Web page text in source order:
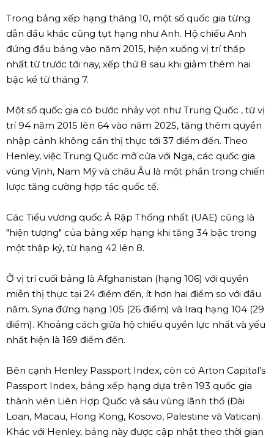
Trong bảng xếp hạng tháng 10, một số quốc gia từng
dẫn đầu khác cũng tụt hạng như Anh. Hộ chiếu Anh
đứng đầu bảng vào năm 2015, hiện xuống vị trí thấp
nhất từ trước tới nay, xếp thứ 8 sau khi giảm thêm hai
bậc kể từ tháng 7.
Một số quốc gia có bước nhảy vọt như Trung Quốc , từ vị
trí 94 năm 2015 lên 64 vào năm 2025, tăng thêm quyền
nhập cảnh không cần thị thực tới 37 điểm đến. Theo
Henley, việc Trung Quốc mở cửa với Nga, các quốc gia
vùng Vịnh, Nam Mỹ và châu Âu là một phần trong chiến
lược tăng cường hợp tác quốc tế.
Các Tiểu vương quốc Ả Rập Thống nhất (UAE) cũng là
"hiện tượng" của bảng xếp hạng khi tăng 34 bậc trong
một thập kỷ, từ hạng 42 lên 8.
Ở vị trí cuối bảng là Afghanistan (hạng 106) với quyền
miễn thị thực tại 24 điểm đến, ít hơn hai điểm so với đầu
năm. Syria đứng hạng 105 (26 điểm) và Iraq hạng 104 (29
điểm). Khoảng cách giữa hộ chiếu quyền lực nhất và yếu
nhất hiện là 169 điểm đến.
Bên cạnh Henley Passport Index, còn có Arton Capital’s
Passport Index, bảng xếp hạng dựa trên 193 quốc gia
thành viên Liên Hợp Quốc và sáu vùng lãnh thổ (Đài
Loan, Macau, Hong Kong, Kosovo, Palestine và Vatican).
Khác với Henley, bảng này được cập nhật theo thời gian